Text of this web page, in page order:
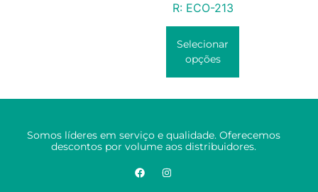
R:ECO-213
Selecionar
opções
Somos líderes em serviço e qualidade. Oferecemos
descontos por volume aos distribuidores.